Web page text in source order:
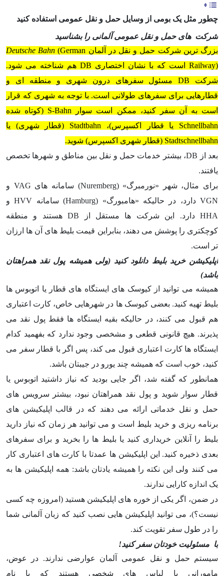
چطور مثل یک بومی از وسایل حمل و نقل عمومی استفاده کنید
شرکت های حمل و نقل عمومی آلمانی را بشناسید
بزرگ ترین شرکت حمل و نقل در آلمان
Deutsche Bahn (German
Railway) است که با نشان اختصاری DB هم شناخته می شود.
شرکت DB مسئول سفرهای درون شهری و منطقه ای و
قطارهایی برای سفرهای طولانی است. با توجه به شهری که قرار
است به آن سفر کنید، ممکن است سوار S-Bahn (کوتاه شده
Schnellbahn یا قطار اکسپرس)، Stadtbahn (قطار شهری) یا
Stadtschnellbahn (قطار شهری اکسپرس) شوید.
بعد از DB، بیشتر خدمات حمل و نقل بین مناطق و شهرها تخصص
یافتند.
برای مثال، شهر «نورمبرگ» (Nuremberg) سامانه های VAG و
VGN دارد، در حالیکه «هامبورگ» (Hamburg) سامانه HVV و
HHA دارد. این شرکت ها مستقل از DB هستند و منطقه
کوچکتری را پوشش می دهند، بنابراین قیمت بلیط های آن ها ارزان
تر است.
اپلیکیشن خرید بلیط دانلود کنید (ولی همیشه پول نقد همراهتان
باشد)
همیشه می توانید از کیوسک های ایستگاه های قطار یا اتوبوس ها
بلیط تهیه کنید. بعضی کیوسک ها در شهرهایی خاص، کارت اعتباری
هم قبول می کنند، در حالیکه بقیه ایستگاه ها فقط پول نقد می
پذیرند. هیچ قانونی قطعی و مشخصی وجود ندارد که بفهمید کدام
ایستگاه ها کارت اعتباری قبول می کند، پس اگر با قطار سفر می
کنید، خوب است که همیشه چند یورو در جیبتان باشد.
همانطور که گفته شد، اگر جایی بودید که نیاز داشتید اتوبوس یا
قطار سوار شوید و پول نقد همراهتان نبود، بیشتر سرویس های
حمل و نقل خدماتی ارائه می دهند که در قالب اپلیکیشن های
برنامه ریزی و خرید بلیط است و می توانید هر زمان که نیاز دارید
بلیط را آنلاین خریداری کنید یا بلیط ها را بخرید و برای سفرهای
بعدی ذخیره کنید. این اپلیکیشن ها عمدتا با کارت های اعتباری کار
می کنند ولی این نکته را همیشه یادتان باشد: همه اپلیکیشن ها به
یک اندازه کارایی ندارند.
در ضمن، اگر یکی از خوره های اپلیکیشن هستید (امروزه چه کسی
نیست؟)، می توانید اپلیکیشن هایی نصب کنید که زبان آلمانی شما
را در طول سفر تقویت کند.
با مسئولیت خودتان سفر کنید!
سیستم حمل و نقل عمومی آلمان عوارضی ندارند. در عوض،
مامورانی با لباس های شخصی هستند که با نام